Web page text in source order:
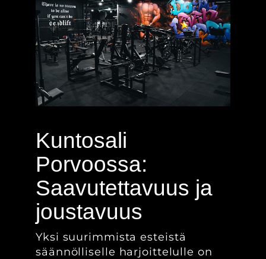
Kuntosali
Porvoossa:
Saavutettavuus ja
joustavuus
Yksi suurimmista esteistä
säännölliselle harjoittelulle on